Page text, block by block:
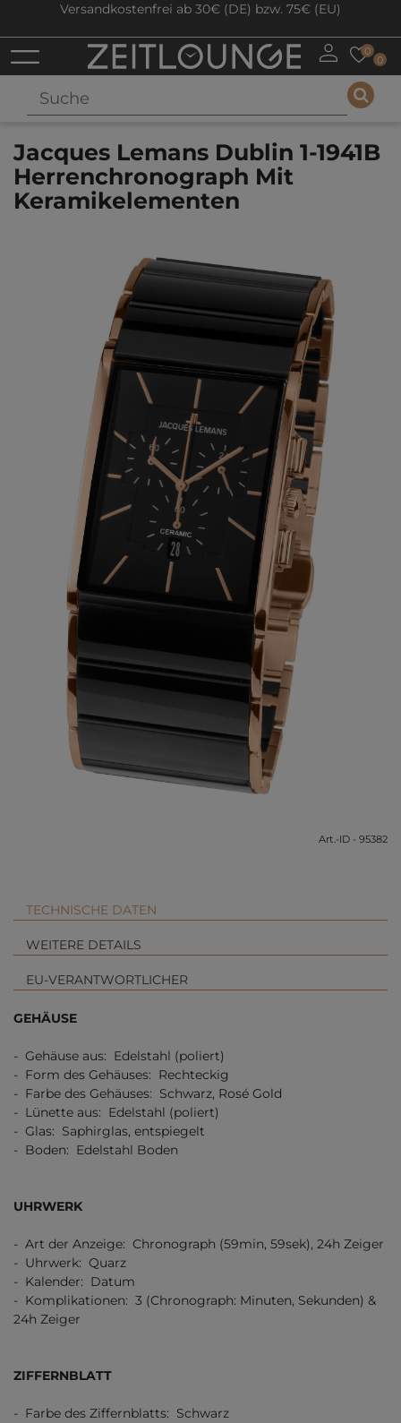
Versandkostenfrei ab 30€ (DE) bzw. 75€ (EU)
0
0
Jacques Lemans Dublin 1-1941B
Herrenchronograph Mit
Keramikelementen
Art.-ID - 95382
TECHNISCHE DATEN
WEITERE DETAILS
EU-VERANTWORTLICHER
GEHÄUSE
- Gehäuse aus: Edelstahl (poliert)
- Form des Gehäuses: Rechteckig
- Farbe des Gehäuses: Schwarz, Rosé Gold
- Lünette aus: Edelstahl (poliert)
- Glas: Saphirglas, entspiegelt
- Boden: Edelstahl Boden
UHRWERK
- Art der Anzeige: Chronograph (59min, 59sek), 24h Zeiger
- Uhrwerk: Quarz
- Kalender: Datum
- Komplikationen: 3 (Chronograph: Minuten, Sekunden) &
24h Zeiger
ZIFFERNBLATT
- Farbe des Ziffernblatts: Schwarz